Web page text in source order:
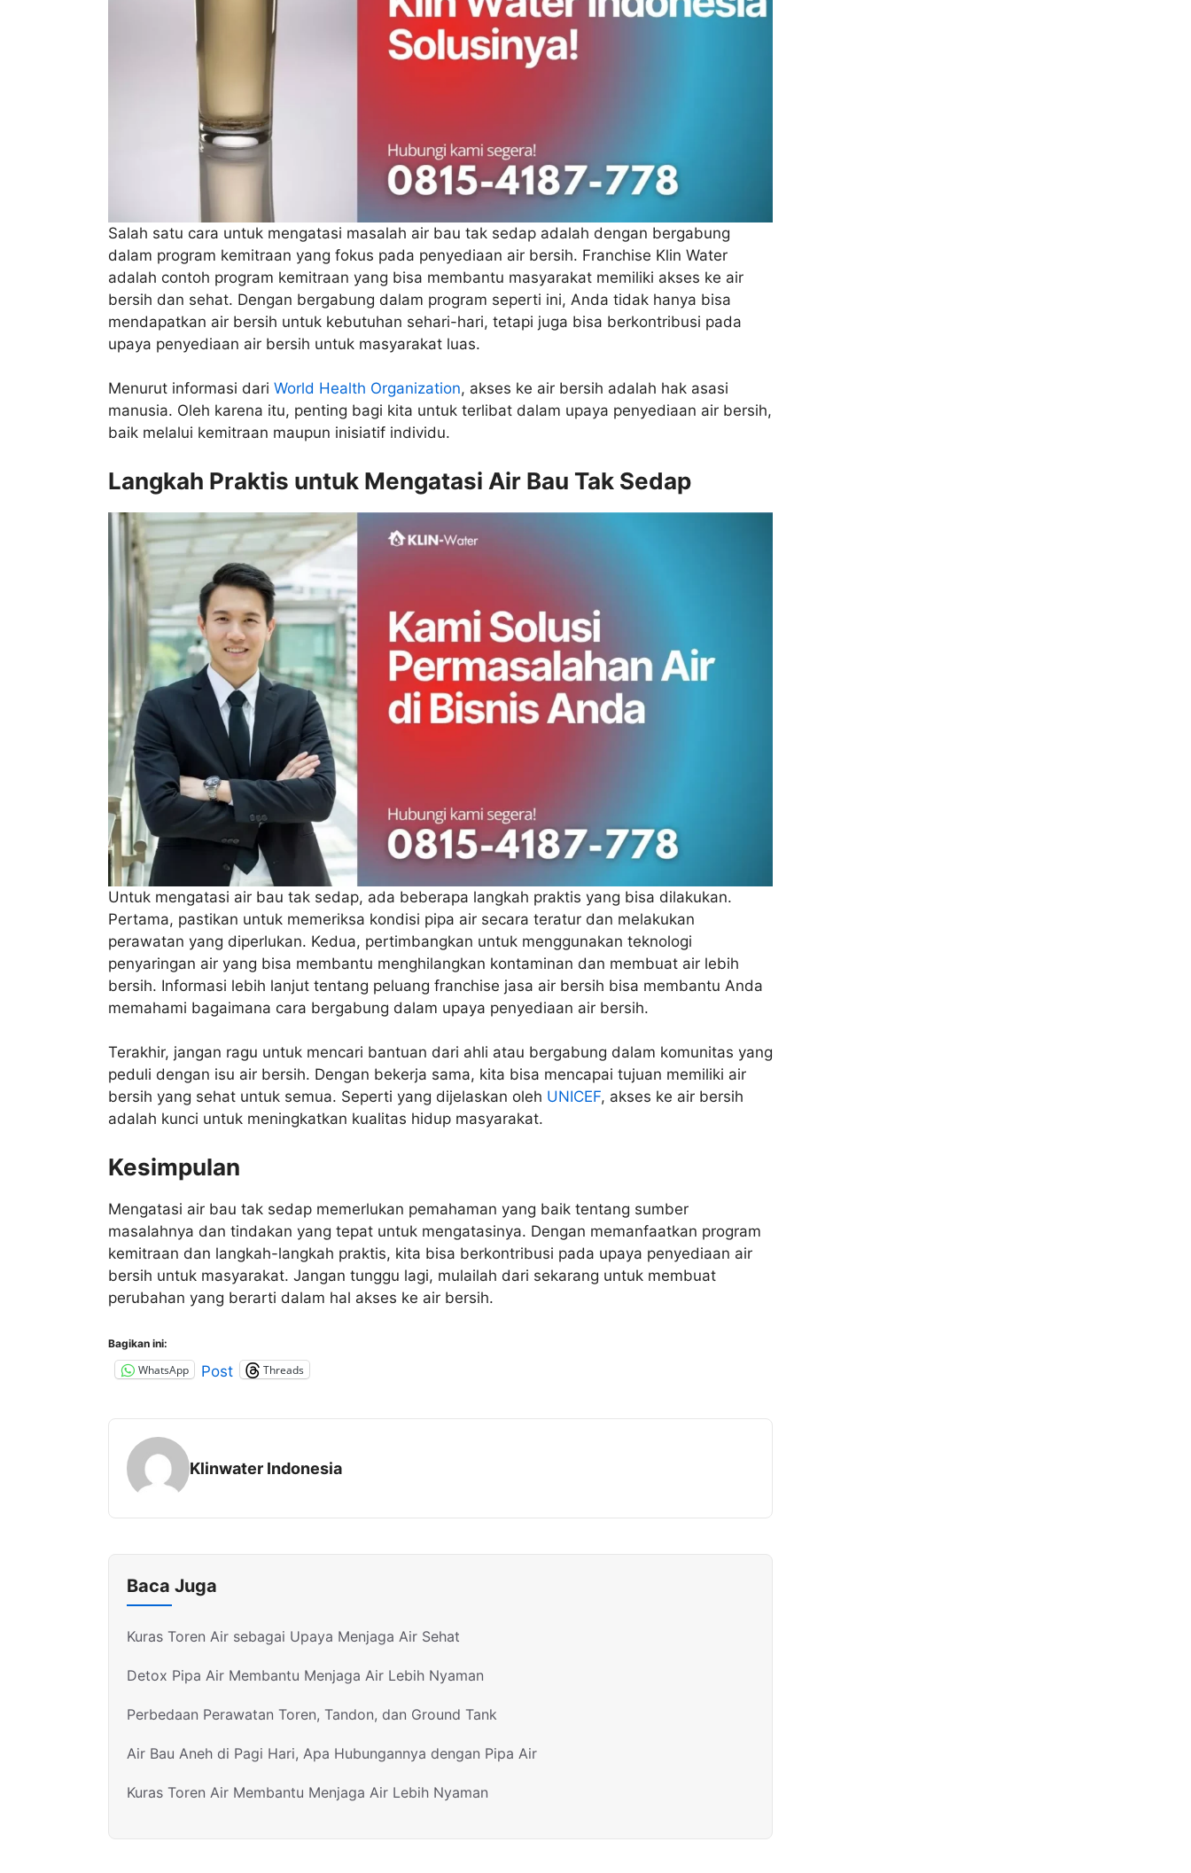
Salah satu cara untuk mengatasi masalah air bau tak sedap adalah dengan bergabung
dalam program kemitraan yang fokus pada penyediaan air bersih. Franchise Klin Water
adalah contoh program kemitraan yang bisa membantu masyarakat memiliki akses ke air
bersih dan sehat. Dengan bergabung dalam program seperti ini, Anda tidak hanya bisa
mendapatkan air bersih untuk kebutuhan sehari-hari, tetapi juga bisa berkontribusi pada
upaya penyediaan air bersih untuk masyarakat luas.
Menurut informasi dari World Health Organization, akses ke air bersih adalah hak asasi
manusia. Oleh karena itu, penting bagi kita untuk terlibat dalam upaya penyediaan air bersih,
baik melalui kemitraan maupun inisiatif individu.
Langkah Praktis untuk Mengatasi Air Bau Tak Sedap
Untuk mengatasi air bau tak sedap, ada beberapa langkah praktis yang bisa dilakukan.
Pertama, pastikan untuk memeriksa kondisi pipa air secara teratur dan melakukan
perawatan yang diperlukan. Kedua, pertimbangkan untuk menggunakan teknologi
penyaringan air yang bisa membantu menghilangkan kontaminan dan membuat air lebih
bersih. Informasi lebih lanjut tentang peluang franchise jasa air bersih bisa membantu Anda
memahami bagaimana cara bergabung dalam upaya penyediaan air bersih.
Terakhir, jangan ragu untuk mencari bantuan dari ahli atau bergabung dalam komunitas yang
peduli dengan isu air bersih. Dengan bekerja sama, kita bisa mencapai tujuan memiliki air
bersih yang sehat untuk semua. Seperti yang dijelaskan oleh UNICEF, akses ke air bersih
adalah kunci untuk meningkatkan kualitas hidup masyarakat.
Kesimpulan
Mengatasi air bau tak sedap memerlukan pemahaman yang baik tentang sumber
masalahnya dan tindakan yang tepat untuk mengatasinya. Dengan memanfaatkan program
kemitraan dan langkah-langkah praktis, kita bisa berkontribusi pada upaya penyediaan air
bersih untuk masyarakat. Jangan tunggu lagi, mulailah dari sekarang untuk membuat
perubahan yang berarti dalam hal akses ke air bersih.
Bagikan ini:
WhatsApp Post Threads
Klinwater Indonesia
Baca Juga
Kuras Toren Air sebagai Upaya Menjaga Air Sehat
Detox Pipa Air Membantu Menjaga Air Lebih Nyaman
Perbedaan Perawatan Toren, Tandon, dan Ground Tank
Air Bau Aneh di Pagi Hari, Apa Hubungannya dengan Pipa Air
Kuras Toren Air Membantu Menjaga Air Lebih Nyaman